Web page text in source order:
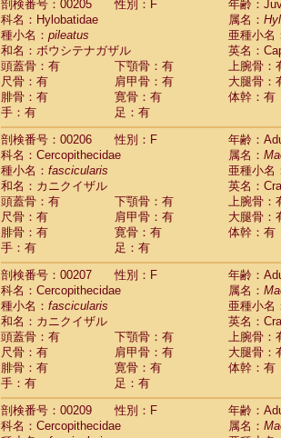
剖検番号：00205
性別：F
年齢：
科名：Hylobatidae
属名：
種小名： pileatus
亜種小名
和名：ボウシテナガザル
英名：
頭蓋骨：有
下顎骨：有
上腕骨：
尺骨：有
肩甲骨：有
大腿骨：
腓骨：有
寛骨：有
体幹：有
手：有
足：有
剖検番号：00206
性別：F
年齢：
科名：Cercopithecidae
属名：
種小名： fascicularis
亜種小名
和名：カニクイザル
英名：
頭蓋骨：有
下顎骨：有
上腕骨：
尺骨：有
肩甲骨：有
大腿骨：
腓骨：有
寛骨：有
体幹：有
手：有
足：有
剖検番号：00207
性別：F
年齢：
科名：Cercopithecidae
属名：
種小名： fascicularis
亜種小名
和名：カニクイザル
英名：
頭蓋骨：有
下顎骨：有
上腕骨：
尺骨：有
肩甲骨：有
大腿骨：
腓骨：有
寛骨：有
体幹：有
手：有
足：有
剖検番号：00209
性別：F
年齢：
科名：Cercopithecidae
属名：